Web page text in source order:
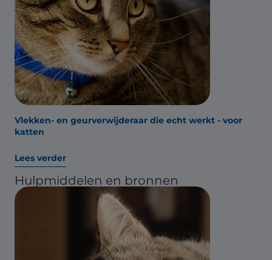
Vlekken- en geurverwijderaar die echt werkt - voor
katten
Lees verder
Hulpmiddelen en bronnen